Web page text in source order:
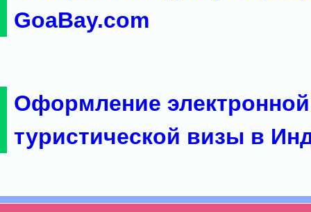
GoaBay.com
Оформление электронной
туристической визы в